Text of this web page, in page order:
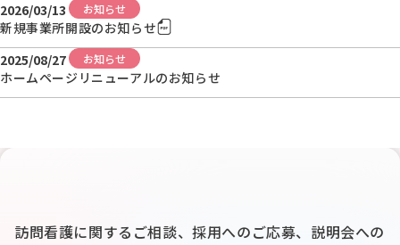
2026/03/13
お知らせ
新規事業所開設のお知らせ
2025/08/27
お知らせ
ホームページリニューアルのお知らせ
訪問看護に関するご相談、採用へのご応募、説明会への